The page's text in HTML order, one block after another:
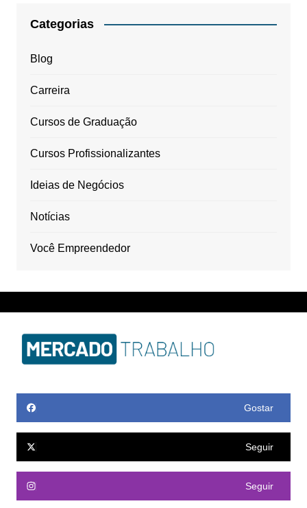
Categorias
Blog
Carreira
Cursos de Graduação
Cursos Profissionalizantes
Ideias de Negócios
Notícias
Você Empreendedor
Gostar
Seguir
Seguir